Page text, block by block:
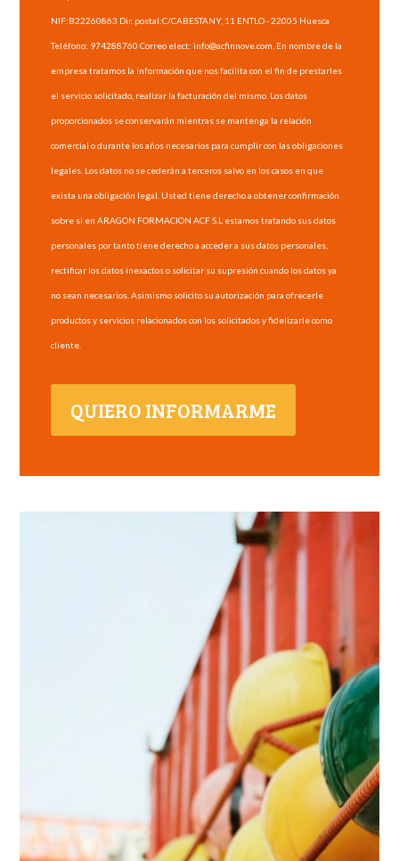
NIF:B22260863 Dir. postal:C/CABESTANY, 11 ENTLO - 22005 Huesca
Teléfono: 974288760 Correo elect: info@acfinnove.com. En nombre de la
empresa tratamos la información que nos facilita con el fin de prestarles
el servicio solicitado, realizar la facturación del mismo. Los datos
proporcionados se conservarán mientras se mantenga la relación
comercial o durante los años necesarios para cumplir con las obligaciones
legales. Los datos no se cederán a terceros salvo en los casos en que
exista una obligación legal. Usted tiene derecho a obtener confirmación
sobre si en ARAGON FORMACION ACF S.L estamos tratando sus datos
personales por tanto tiene derecho a acceder a sus datos personales,
rectificar los datos inexactos o solicitar su supresión cuando los datos ya
no sean necesarios. Asimismo solicito su autorización para ofrecerle
productos y servicios relacionados con los solicitados y fidelizarle como
cliente.
QUIERO INFORMARME